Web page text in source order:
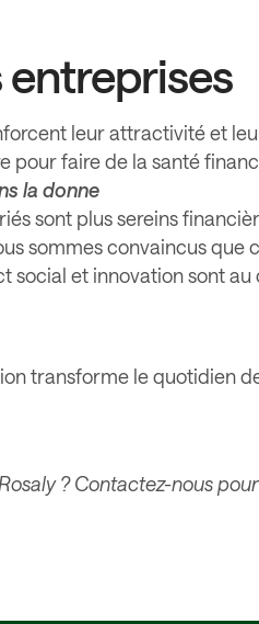
entreprises
leur attractivité et
pour faire de la santé
la donne
sont plus sereins
sommes convaincus que
social et innovation sont
transforme le quotidien
? Contactez-nous